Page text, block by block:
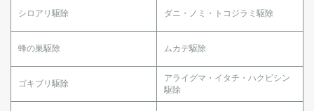
シロアリ駆除 ダニ・ノミ・トコジラミ駆除
蜂の巣駆除 ムカデ駆除
ゴキブリ駆除
アライグマ・イタチ・ハクビシン
駆除